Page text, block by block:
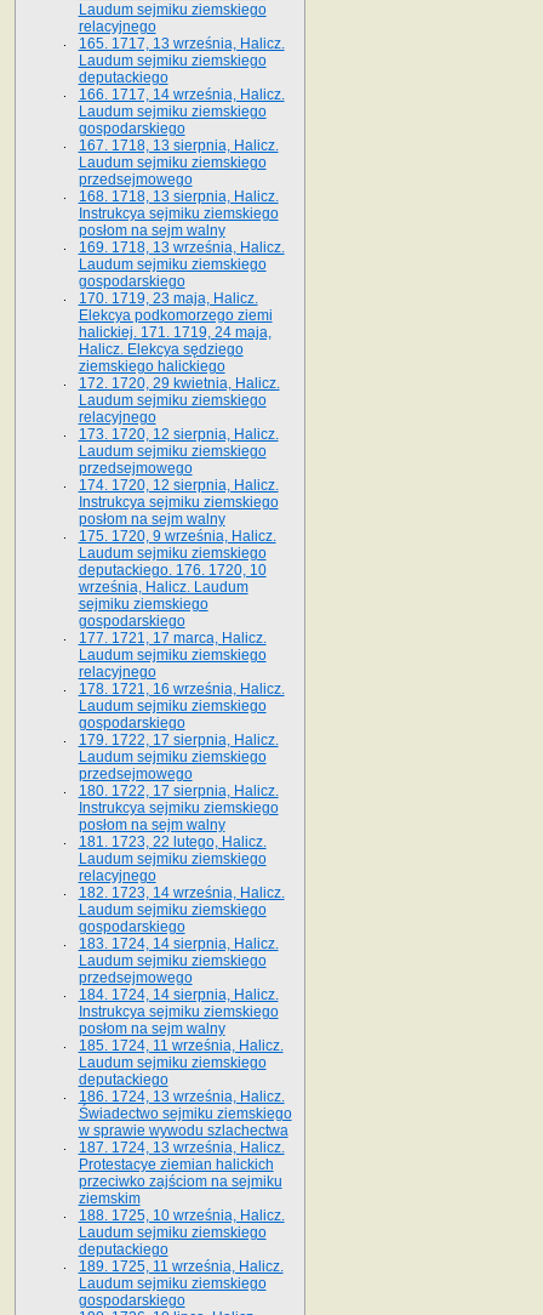
Laudum sejmiku ziemskiego
relacyjnego
165. 1717, 13 września, Halicz.
Laudum sejmiku ziemskiego
deputackiego
166. 1717, 14 września, Halicz.
Laudum sejmiku ziemskiego
gospodarskiego
167. 1718, 13 sierpnia, Halicz.
Laudum sejmiku ziemskiego
przedsejmowego
168. 1718, 13 sierpnia, Halicz.
Instrukcya sejmiku ziemskiego
posłom na sejm walny
169. 1718, 13 września, Halicz.
Laudum sejmiku ziemskiego
gospodarskiego
170. 1719, 23 maja, Halicz.
Elekcya podkomorzego ziemi
halickiej. 171. 1719, 24 maja,
Halicz. Elekcya sędziego
ziemskiego halickiego
172. 1720, 29 kwietnia, Halicz.
Laudum sejmiku ziemskiego
relacyjnego
173. 1720, 12 sierpnia, Halicz.
Laudum sejmiku ziemskiego
przedsejmowego
174. 1720, 12 sierpnia, Halicz.
Instrukcya sejmiku ziemskiego
posłom na sejm walny
175. 1720, 9 września, Halicz.
Laudum sejmiku ziemskiego
deputackiego. 176. 1720, 10
września, Halicz. Laudum
sejmiku ziemskiego
gospodarskiego
177. 1721, 17 marca, Halicz.
Laudum sejmiku ziemskiego
relacyjnego
178. 1721, 16 września, Halicz.
Laudum sejmiku ziemskiego
gospodarskiego
179. 1722, 17 sierpnia, Halicz.
Laudum sejmiku ziemskiego
przedsejmowego
180. 1722, 17 sierpnia, Halicz.
Instrukcya sejmiku ziemskiego
posłom na sejm walny
181. 1723, 22 lutego, Halicz.
Laudum sejmiku ziemskiego
relacyjnego
182. 1723, 14 września, Halicz.
Laudum sejmiku ziemskiego
gospodarskiego
183. 1724, 14 sierpnia, Halicz.
Laudum sejmiku ziemskiego
przedsejmowego
184. 1724, 14 sierpnia, Halicz.
Instrukcya sejmiku ziemskiego
posłom na sejm walny
185. 1724, 11 września, Halicz.
Laudum sejmiku ziemskiego
deputackiego
186. 1724, 13 września, Halicz.
Świadectwo sejmiku ziemskiego
w sprawie wywodu szlachectwa
187. 1724, 13 września, Halicz.
Protestacye ziemian halickich
przeciwko zajściom na sejmiku
ziemskim
188. 1725, 10 września, Halicz.
Laudum sejmiku ziemskiego
deputackiego
189. 1725, 11 września, Halicz.
Laudum sejmiku ziemskiego
gospodarskiego